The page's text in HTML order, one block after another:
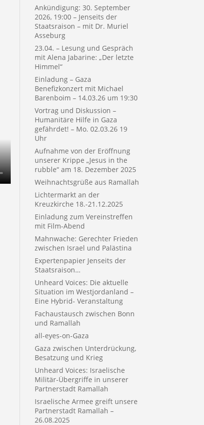
Ankündigung: 30. September
2026, 19:00 – Jenseits der
Staatsraison – mit Dr. Muriel
Asseburg
23.04. – Lesung und Gespräch
mit Alena Jabarine: „Der letzte
Himmel“
Einladung – Gaza
Benefizkonzert mit Michael
Barenboim – 14.03.26 um 19:30
Vortrag und Diskussion –
Humanitäre Hilfe in Gaza
gefährdet! – Mo. 02.03.26 19
Uhr
Aufnahme von der Eröffnung
unserer Krippe „Jesus in the
rubble“ am 18. Dezember 2025
Weihnachtsgrüße aus Ramallah
Lichtermarkt an der
Kreuzkirche 18.-21.12.2025
Einladung zum Vereinstreffen
mit Film-Abend
Mahnwache: Gerechter Frieden
zwischen Israel und Palästina
Expertenpapier Jenseits der
Staatsraison…
Unheard Voices: Die aktuelle
Situation im Westjordanland –
Eine Hybrid- Veranstaltung
Fachaustausch zwischen Bonn
und Ramallah
all-eyes-on-Gaza
Gaza zwischen Unterdrückung,
Besatzung und Krieg
Unheard Voices: Israelische
Militär-Übergriffe in unserer
Partnerstadt Ramallah
Israelische Armee greift unsere
Partnerstadt Ramallah –
26.08.2025